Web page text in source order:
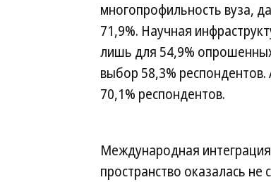
многопрофильность вуза,
71,9%. Научная
лишь для 54,9%
выбор 58,3%
70,1% респондентов.
Международная
пространство оказалась